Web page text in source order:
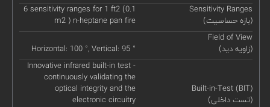
Sensitivity Ranges
(بازه حساسیت)
6 sensitivity ranges for 1 ft2 (0.1
m2 ) n-heptane pan fire
Field of View
(زاویه دید)
Horizontal: 100 °, Vertical: 95 °
Built-in-Test (BIT)
(تست داخلی)
Innovative infrared built-in test -
continuously validating the
optical integrity and the
electronic circuitry